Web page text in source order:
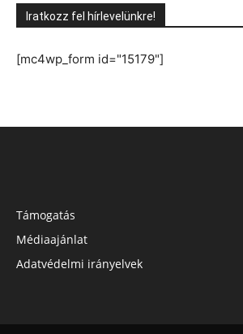
Iratkozz fel hírlevelünkre!
[mc4wp_form id="15179"]
Támogatás
Médiaajánlat
Adatvédelmi irányelvek